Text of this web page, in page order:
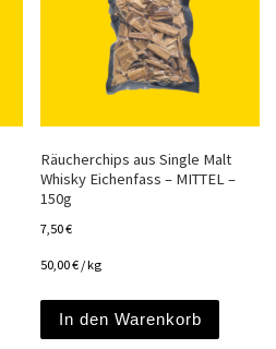
Räucherchips aus Single Malt
Whisky Eichenfass – MITTEL –
150g
7,50€
50,00€ /kg
In den Warenkorb